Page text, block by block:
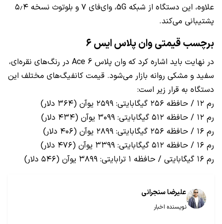
علاوه، این دستگاه از شبکه 5G، وای‌فای ۷ و بلوتوث نسخه ۵٫۴
پشتیبانی می‌کند.
برچسب قیمتی وان پلاس ایس ۶
در نهایت باید اشاره کرد که وان پلاس Ace 6 در رنگ‌های نقره‌ای،
سفید و مشکی روانه بازار می‌شود. قیمت کانفیگ‌های مختلف این
دستگاه به قرار زیر است:
رم ۱۲ / حافظه ۲۵۶ گیگابایتی:‌ ۲۵۹۹ یوآن (۳۶۴ دلار)
رم ۱۲ / حافظه ۵۱۲ گیگابایتی: ۳۰۹۹ یوآن (۴۳۴ دلار)
رم ۱۶ / حافظه ۲۵۶ گیگابایتی: ۲۸۹۹ یوآن (۴۰۶ دلار)
رم ۱۶ / حافظه ۵۱۲ گیگابایتی: ۳۳۹۹ یوآن (۴۷۶ دلار)
رم ۱۶ گیگابایتی / حافظه ۱ ترابایتی: ۳۸۹۹ یوآن (۵۴۶ دلار)
علیرضا سنجرانی
نویسنده اخبار